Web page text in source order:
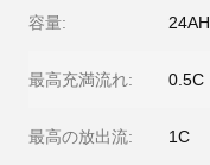
容量: 24AH
最高充満流れ: 0.5C
最高の放出流: 1C